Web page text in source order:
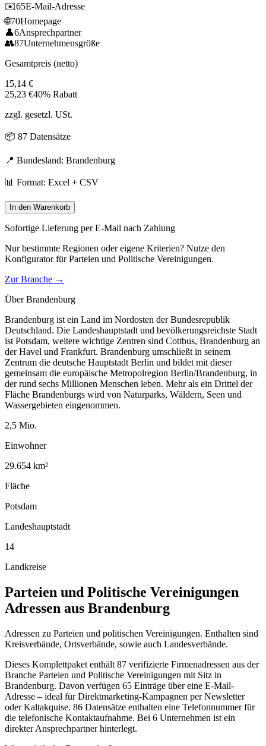
✉️65E-Mail-Adresse
🌐70Homepage
👤6Ansprechpartner
👥87Unternehmensgröße
Gesamtpreis (netto)
15,14 €
25,23 €40% Rabatt
zzgl. gesetzl. USt.
📦 87 Datensätze
📍 Bundesland: Brandenburg
📊 Format: Excel + CSV
In den Warenkorb
Sofortige Lieferung per E-Mail nach Zahlung
Nur bestimmte Regionen oder eigene Kriterien? Nutze den
Konfigurator fürParteien und Politische Vereinigungen.
Zur Branche →
ÜberBrandenburg
Brandenburg ist ein Land im Nordosten der Bundesrepublik
Deutschland. Die Landeshauptstadt und bevölkerungsreichste Stadt
ist Potsdam, weitere wichtige Zentren sind Cottbus, Brandenburg an
der Havel und Frankfurt. Brandenburg umschließt in seinem
Zentrum die deutsche Hauptstadt Berlin und bildet mit dieser
gemeinsam die europäische Metropolregion Berlin/Brandenburg, in
der rund sechs Millionen Menschen leben. Mehr als ein Drittel der
Fläche Brandenburgs wird von Naturparks, Wäldern, Seen und
Wassergebieten eingenommen.
2,5 Mio.
Einwohner
29.654 km²
Fläche
Potsdam
Landeshauptstadt
14
Landkreise
Parteien und Politische Vereinigungen
Adressen aus Brandenburg
Adressen zu Parteien und politischen Vereinigungen. Enthalten sind
Kreisverbände, Ortsverbände, sowie auch Landesverbände.
Dieses Komplettpaket enthält 87 verifizierte Firmenadressen aus der
Branche Parteien und Politische Vereinigungen mit Sitz in
Brandenburg. Davon verfügen 65 Einträge über eine E-Mail-
Adresse – ideal für Direktmarketing-Kampagnen per Newsletter
oder Kaltakquise. 86 Datensätze enthalten eine Telefonnummer für
die telefonische Kontaktaufnahme. Bei 6 Unternehmen ist ein
direkter Ansprechpartner hinterlegt.